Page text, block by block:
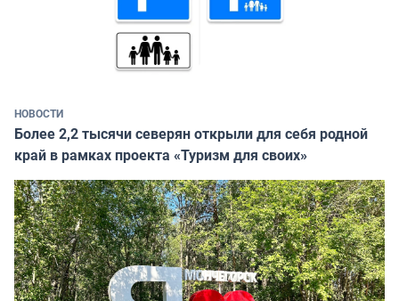
НОВОСТИ
Более 2,2 тысячи северян открыли для себя родной
край в рамках проекта «Туризм для своих»